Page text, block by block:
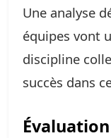
Une analyse
équipes vont
discipline
succès dans